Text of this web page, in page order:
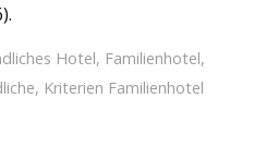
Hotel, Familienhotel,
, Kriterien Familienhotel